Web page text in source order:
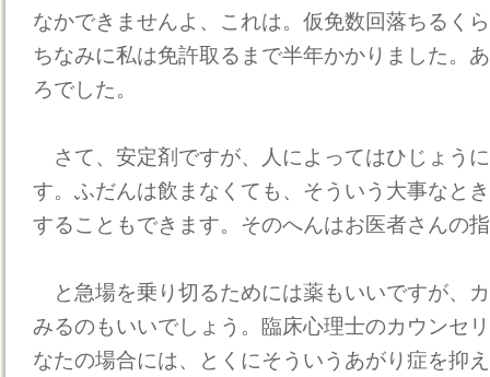
なかできませんよ、これは。仮免数回落ちるく
ちなみに私は免許取るまで半年かかりました。
ろでした。
さて、安定剤ですが、人によってはひじょう
す。ふだんは飲まなくても、そういう大事なと
することもできます。そのへんはお医者さんの
と急場を乗り切るためには薬もいいですが、
みるのもいいでしょう。臨床心理士のカウンセ
なたの場合には、とくにそういうあがり症を抑